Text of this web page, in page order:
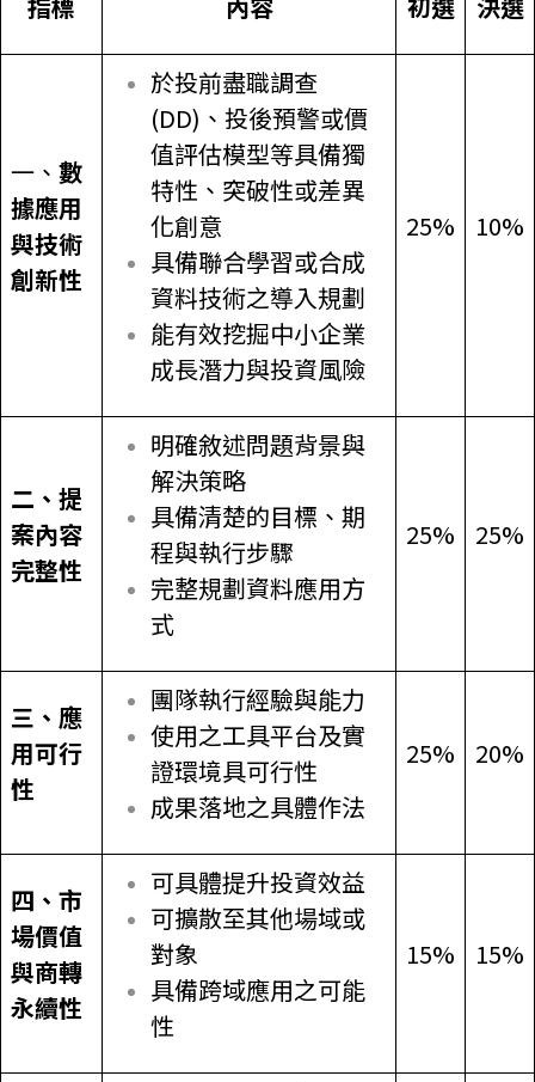
一、 數
據應用
與技術
創新性
於投前盡職調查
(DD)、投後預警或價
值評估模型等具備獨
特性、突破性或差異
化創意
具備聯合學習或合成
資料技術之導入規劃
能有效挖掘中小企業
成長潛力與投資風險
25% 10%
二、提
案內容
完整性
明確敘述問題背景與
解決策略
具備清楚的目標、期
程與執行步驟
完整規劃資料應用方
式
25% 25%
三、應
用可行
性
團隊執行經驗與能力
使用之工具平台及實
證環境具可行性
成果落地之具體作法
25% 20%
四、市
場價值
與商轉
永續性
可具體提升投資效益
可擴散至其他場域或
對象
具備跨域應用之可能
性
15% 15%